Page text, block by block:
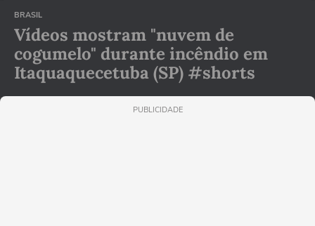
BRASIL
Vídeos mostram "nuvem de
cogumelo" durante incêndio em
Itaquaquecetuba (SP) #shorts
PUBLICIDADE